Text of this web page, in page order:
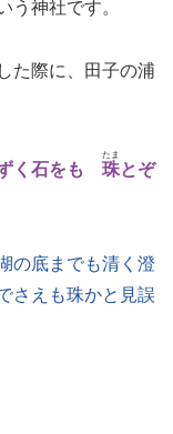
う神社です。
た際に、田子の浦
く石をも 珠
たま
とぞ
の底までも清く澄
さえも珠かと見誤